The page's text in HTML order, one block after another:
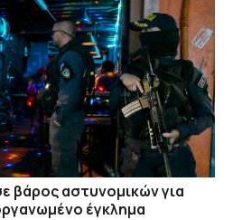
βάρος αστυνομικών για
έγκλημα